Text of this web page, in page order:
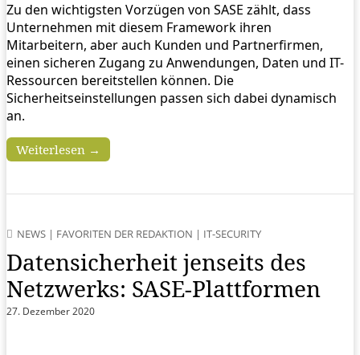
Zu den wichtigsten Vorzügen von SASE zählt, dass
Unternehmen mit diesem Framework ihren
Mitarbeitern, aber auch Kunden und Partnerfirmen,
einen sicheren Zugang zu Anwendungen, Daten und IT-
Ressourcen bereitstellen können. Die
Sicherheitseinstellungen passen sich dabei dynamisch
an.
Weiterlesen →
NEWS | FAVORITEN DER REDAKTION | IT-SECURITY
Datensicherheit jenseits des
Netzwerks: SASE-Plattformen
27. Dezember 2020